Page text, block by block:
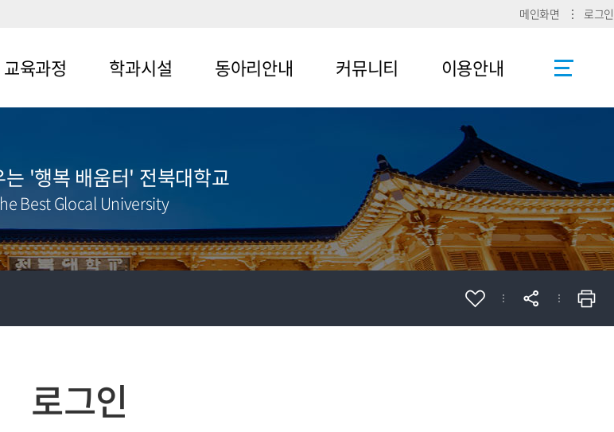
메인화면 로그인
교육과정
뉴2-2
학과시설
메뉴3-2
동아리안내
메뉴4-2
커뮤니티 이용안내
사이트맵
로그인
는 '행복 배움터' 전북대학교
Best Glocal University
로그인